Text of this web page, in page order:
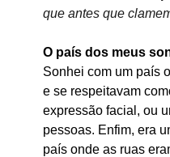
que antes que
O país dos meus
Sonhei com um país
e se respeitavam
expressão facial, ou
pessoas. Enfim, era
país onde as ruas